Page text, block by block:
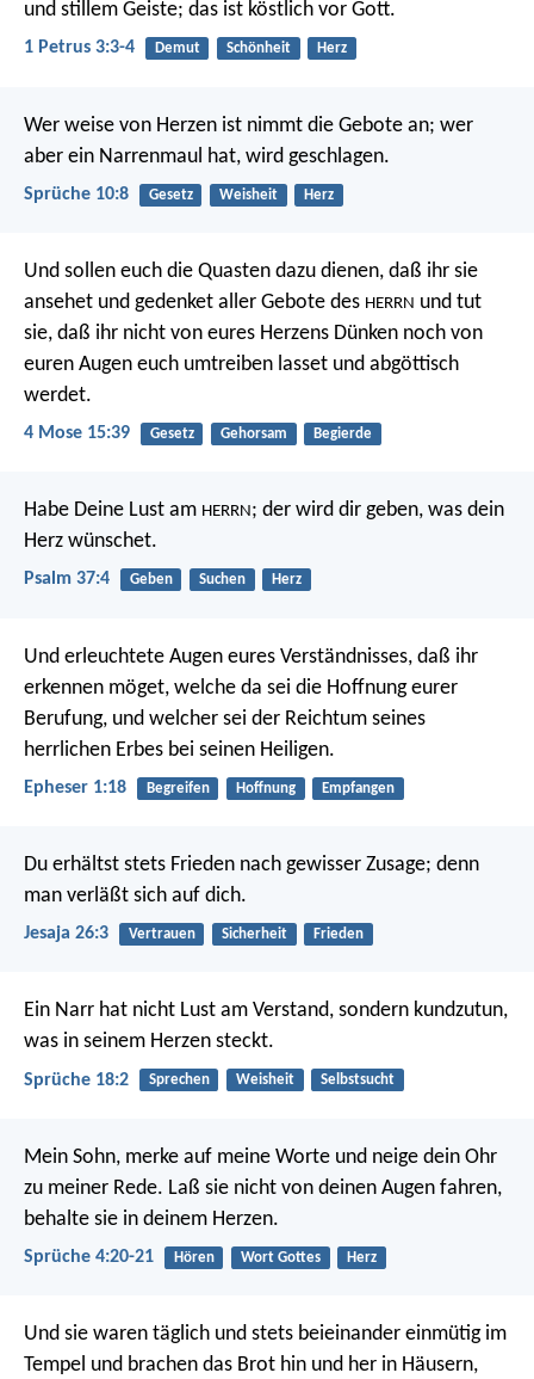
und stillem Geiste; das ist köstlich vor Gott.
1 Petrus 3:3-4 Demut Schönheit Herz
Wer weise von Herzen ist nimmt die Gebote an; wer
aber ein Narrenmaul hat, wird geschlagen.
Sprüche 10:8 Gesetz Weisheit Herz
Und sollen euch die Quasten dazu dienen, daß ihr sie
ansehet und gedenket aller Gebote des HERRN und tut
sie, daß ihr nicht von eures Herzens Dünken noch von
euren Augen euch umtreiben lasset und abgöttisch
werdet.
4 Mose 15:39 Gesetz Gehorsam Begierde
Habe Deine Lust am HERRN; der wird dir geben, was dein
Herz wünschet.
Psalm 37:4 Geben Suchen Herz
Und erleuchtete Augen eures Verständnisses, daß ihr
erkennen möget, welche da sei die Hoffnung eurer
Berufung, und welcher sei der Reichtum seines
herrlichen Erbes bei seinen Heiligen.
Epheser 1:18 Begreifen Hoffnung Empfangen
Du erhältst stets Frieden nach gewisser Zusage; denn
man verläßt sich auf dich.
Jesaja 26:3 Vertrauen Sicherheit Frieden
Ein Narr hat nicht Lust am Verstand, sondern kundzutun,
was in seinem Herzen steckt.
Sprüche 18:2 Sprechen Weisheit Selbstsucht
Mein Sohn, merke auf meine Worte und neige dein Ohr
zu meiner Rede. Laß sie nicht von deinen Augen fahren,
behalte sie in deinem Herzen.
Sprüche 4:20-21 Hören Wort Gottes Herz
Und sie waren täglich und stets beieinander einmütig im
Tempel und brachen das Brot hin und her in Häusern,